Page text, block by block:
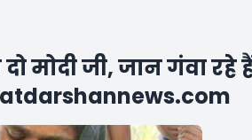
मोदी जी, जान गंवा रहे